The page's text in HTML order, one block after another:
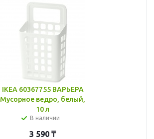
IKEA 60367755 ВАРЬЕРА
Мусорное ведро, белый,
10 л
В наличии
3 590 ₸